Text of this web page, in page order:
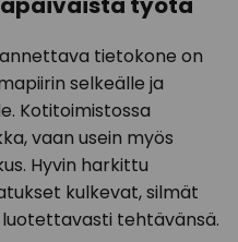
tietokone on
selkeälle ja
Kotitoimistossa
vaan usein myös
Hyvin harkittu
kulkevat, silmät
tehtävänsä.